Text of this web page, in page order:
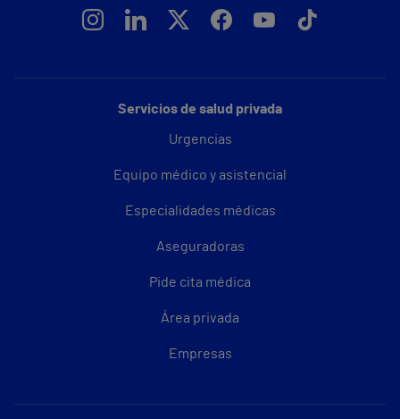
Servicios de salud privada
Urgencias
Equipo médico y asistencial
Especialidades médicas
Aseguradoras
Pide cita médica
Área privada
Empresas